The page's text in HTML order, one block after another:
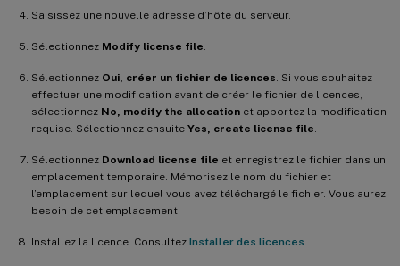
Saisissez une nouvelle adresse d’hôte du serveur.
Sélectionnez Modify license file
Sélectionnez Oui, créer un fichier de licences . Si vous souhaitez
effectuer une modification avant de créer le fichier de licences,
sélectionnez No, modify the allocation et apportez la modification
requise. Sélectionnez ensuite Yes, create license file
Sélectionnez Download license file et enregistrez le fichier dans un
emplacement temporaire. Mémorisez le nom du fichier et
l’emplacement sur lequel vous avez téléchargé le fichier. Vous aurez
besoin de cet emplacement.
Installez la licence. Consultez Installer des licences